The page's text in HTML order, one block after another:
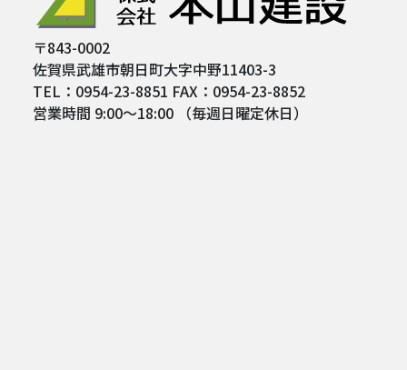
〒843-0002
佐賀県武雄市朝日町大字中野11403-3
TEL：0954-23-8851 FAX：0954-23-8852
営業時間 9:00～18:00 （毎週日曜定休日）